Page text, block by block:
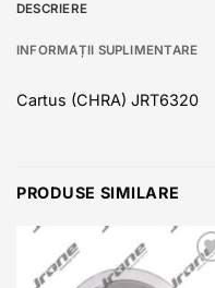
DESCRIERE
INFORMAȚII SUPLIMENTARE
Cartus (CHRA) JRT6320
PRODUSE SIMILARE
Add to